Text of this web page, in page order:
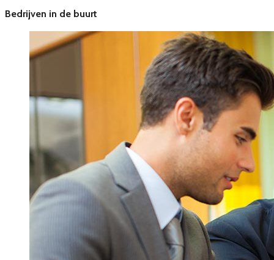
Bedrijven in de buurt